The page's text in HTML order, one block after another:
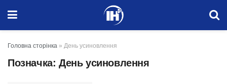
Головна сторінка » День усиновлення
Позначка: День усиновлення